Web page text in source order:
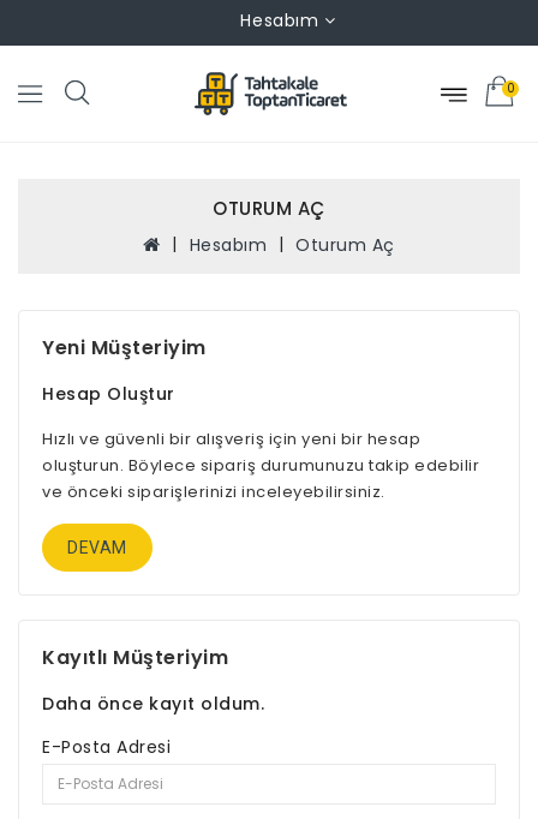
Hesabım
0
OTURUM AÇ
Hesabım Oturum Aç
Yeni Müşteriyim
Hesap Oluştur
Hızlı ve güvenli bir alışveriş için yeni bir hesap
oluşturun. Böylece sipariş durumunuzu takip edebilir
ve önceki siparişlerinizi inceleyebilirsiniz.
DEVAM
Kayıtlı Müşteriyim
Daha önce kayıt oldum.
E-Posta Adresi